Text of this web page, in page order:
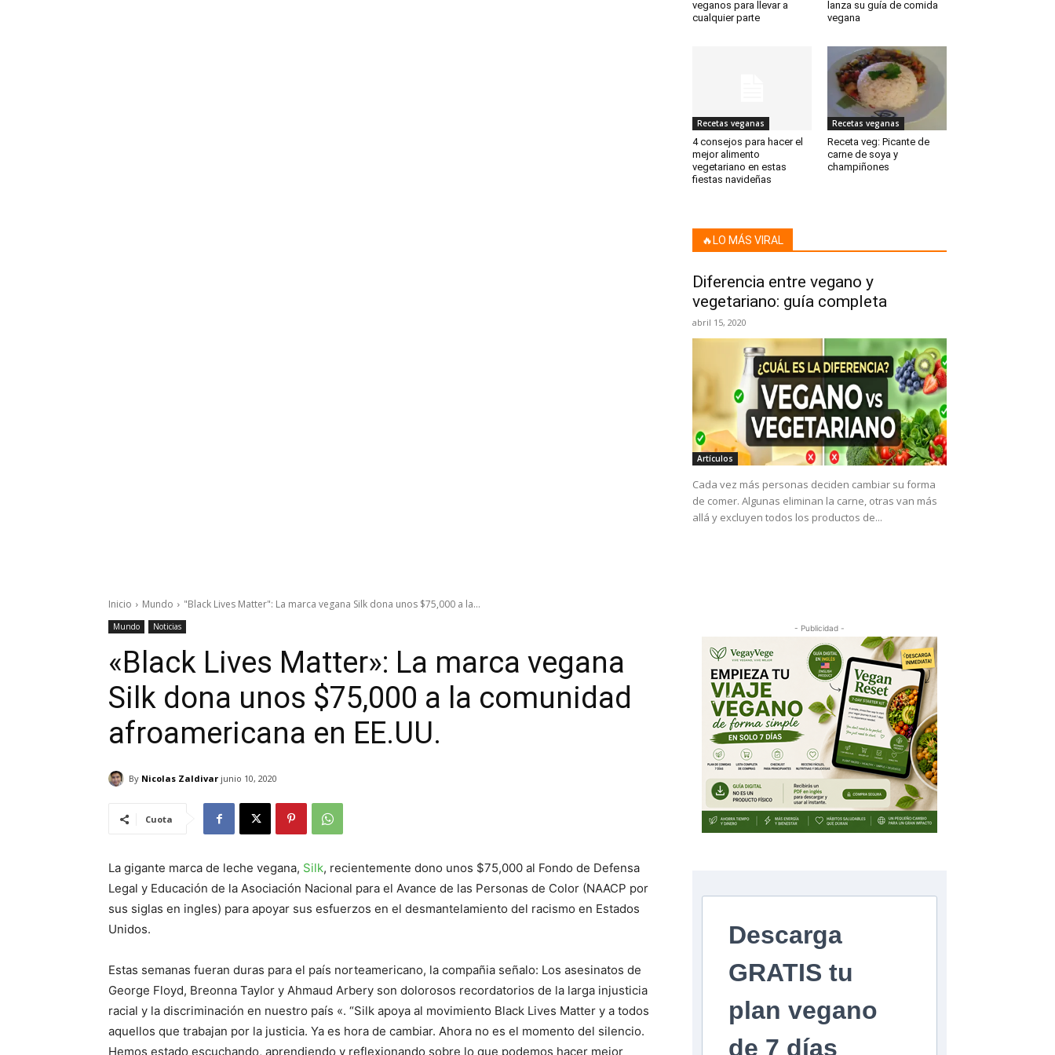
veganos para llevar a
cualquier parte
lanza su guía de comida
vegana
Recetas veganas
4 consejos para hacer el
mejor alimento
vegetariano en estas
fiestas navideñas
Recetas veganas
Receta veg: Picante de
carne de soya y
champiñones
🔥LO MÁS VIRAL
Diferencia entre vegano y
vegetariano: guía completa
abril 15, 2020
Artículos
Cada vez más personas deciden cambiar su forma
de comer. Algunas eliminan la carne, otras van más
allá y excluyen todos los productos de...